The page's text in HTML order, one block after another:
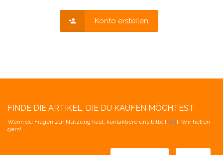
Konto erstellen
FINDE DIE ARTIKEL, DIE DU KAUFEN MÖCHTEST
Wenn du Fragen zur Nutzung hast, kontaktiere uns bitte [hier]. Wir helfen
gern!